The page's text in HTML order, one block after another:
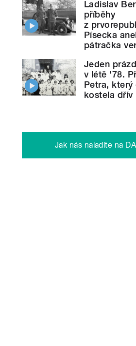
Ladislav
příběhy
z
Písecka
pátračka
Jeden
v létě '78.
Petra,
kostela dřív
Jak nás naladíte na